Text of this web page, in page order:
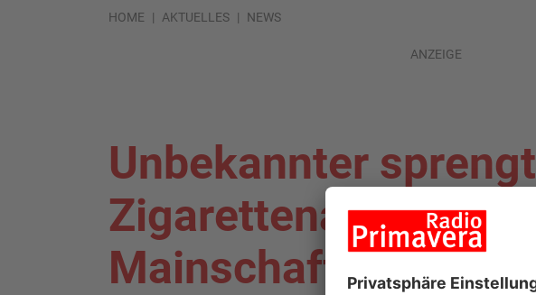
HOME AKTUELLES NEWS
ANZEIGE
Unbekannter sprengt
Zigarettenautomat in
Mainschaff